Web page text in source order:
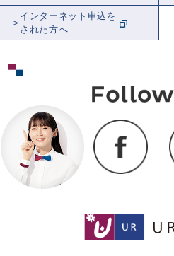
インターネット申込を
された方へ